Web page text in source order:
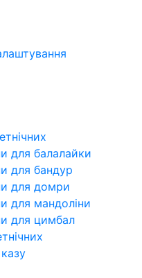
для балалайки
для бандур
для домри
для мандоліни
для цимбал